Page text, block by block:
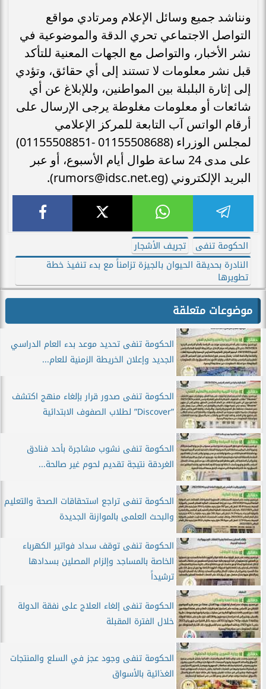
ونناشد جميع وسائل الإعلام ومرتادي مواقع
التواصل الاجتماعي تحري الدقة والموضوعية في
نشر الأخبار، والتواصل مع الجهات المعنية للتأكد
قبل نشر معلومات لا تستند إلى أي حقائق، وتؤدي
إلى إثارة البلبلة بين المواطنين، وللإبلاغ عن أي
شائعات أو معلومات مغلوطة يرجى الإرسال على
أرقام الواتس آب التابعة للمركز الإعلامي
لمجلس الوزراء (01155508688 -01155508851)
على مدى 24 ساعة طوال أيام الأسبوع، أو عبر
البريد الإلكتروني (rumors@idsc.net.eg).
الحكومة تنفى
تجريف الأشجار
النادرة بحديقة الحيوان بالجيزة تزامناً مع بدء تنفيذ خطة
تطويرها
موضوعات متعلقة
الحكومة تنفى تحديد موعد بدء العام الدراسي
الجديد وإعلان الخريطة الزمنية للعام...
الحكومة تنفى صدور قرار بإلغاء منهج اكتشف
”Discover” لطلاب الصفوف الابتدائية
الحكومة تنفى نشوب مشاجرة بأحد فنادق
الغردقة نتيجة تقديم لحوم غير صالحة...
الحكومة تنفى تراجع استحقاقات الصحة والتعليم
والبحث العلمى بالموازنة الجديدة
الحكومة تنفى توقف سداد فواتير الكهرباء
الخاصة بالمساجد وإلزام المصلين بسدادها
ترشيداً
الحكومة تنفى إلغاء العلاج على نفقة الدولة
خلال الفترة المقبلة
الحكومة تنفى وجود عجز في السلع والمنتجات
الغذائية بالأسواق